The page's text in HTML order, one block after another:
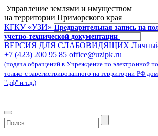
Управление землями и имуществом
на территории Приморского края
КГКУ «УЗИ» Предварительная запись на
учетно-технической документации
ВЕРСИЯ ДЛЯ СЛАБОВИДЯЩИХ
+7 (423) 200 95 85 office@uzipk.ru
(подача обращений в Учреждение по электронной
только с зарегистрированного на территории РФ
".рф" и т.д.)